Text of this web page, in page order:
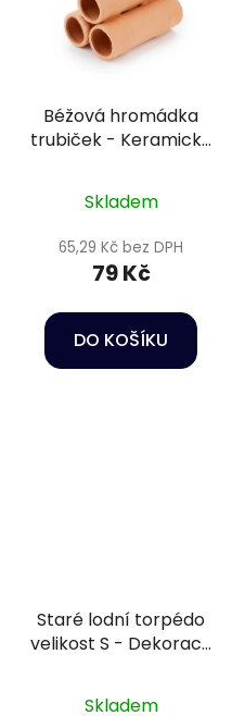
Béžová hromádka
trubiček - Keramická
Skladem
65,29 Kč bez DPH
79 Kč
DO KOŠÍKU
Staré lodní torpédo
velikost S - Dekorace
Skladem